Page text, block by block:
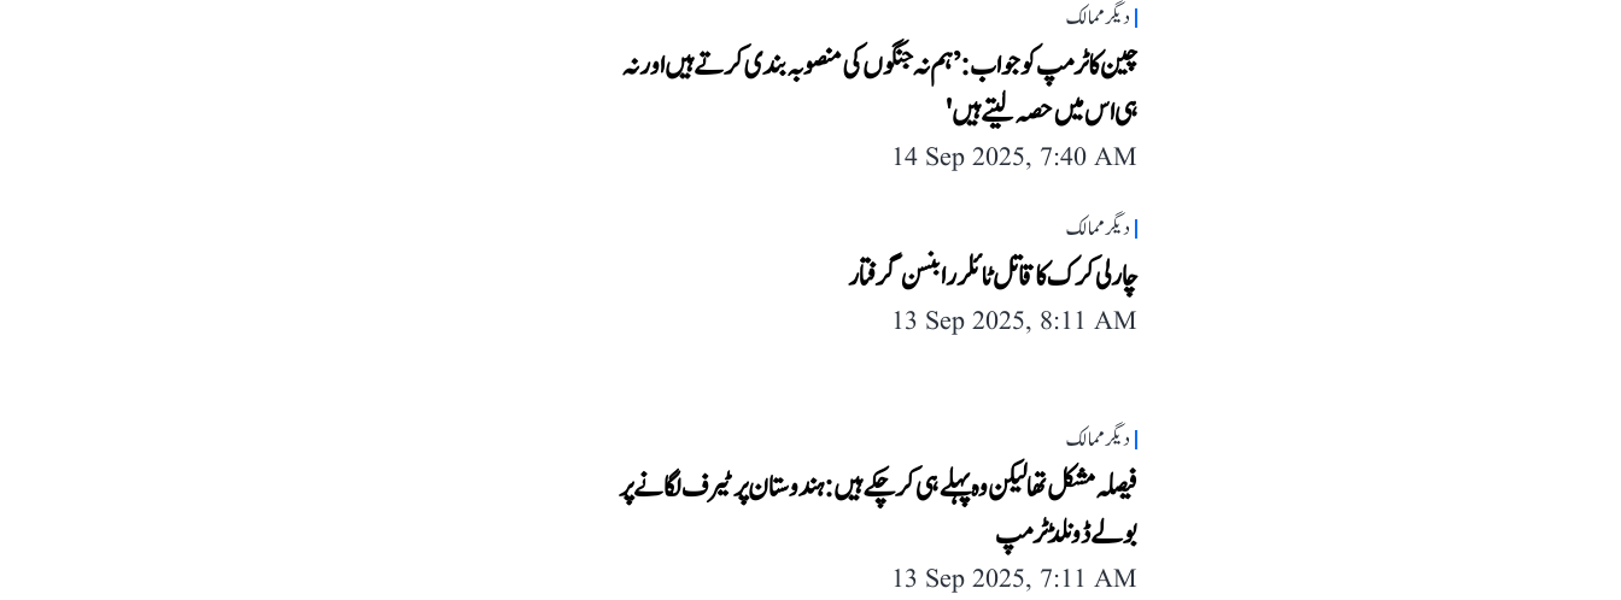
دیگر ممالک
چین کا ٹرمپ کو جواب: ’ہم نہ جنگوں کی منصوبہ بندی کرتے ہیں اور نہ
ہی اس میں حصہ لیتے ہیں'
14 Sep 2025, 7:40 AM
دیگر ممالک
چارلی کرک کا قاتل ٹائلر رابنسن گرفتار
13 Sep 2025, 8:11 AM
دیگر ممالک
فیصلہ مشکل تھا لیکن وہ پہلے ہی کر چکے ہیں: ہندوستان پر ٹیرف لگانے پر
بولے ڈونلڈ ٹرمپ
13 Sep 2025, 7:11 AM